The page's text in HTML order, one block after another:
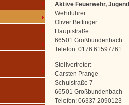
Aktive Feuerwehr,
Wehrführer:
Oliver Bettinger
Hauptstraße
66501 Großbundenbach
Telefon: 0176 61597761
Stellvertreter:
Carsten Prange
Schulstraße 7
66501 Großbundenbach
Telefon: 06337 2090123